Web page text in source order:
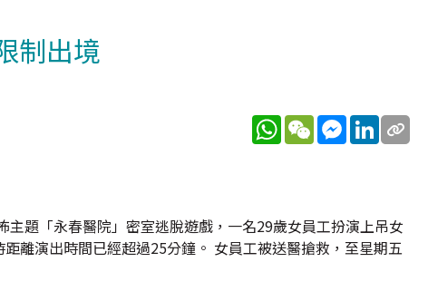
制出境
WhatsApp
WeChatMessenger
LinkedIn
題「永春醫院」密室逃脫遊戲，一名29歲女員工扮演上吊女
離演出時間已經超過25分鐘。 女員工被送醫搶救，至星期五